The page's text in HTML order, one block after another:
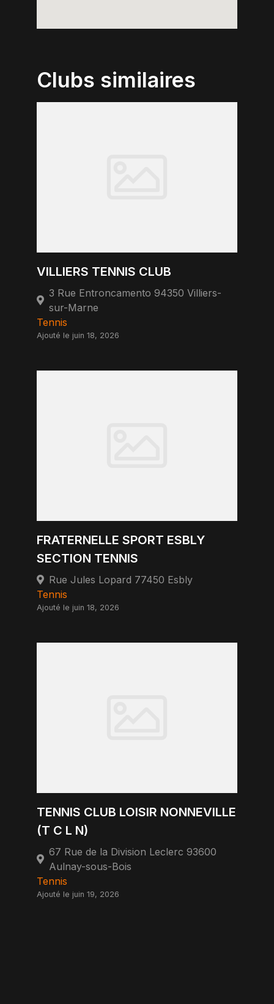
Clubs similaires
VILLIERS TENNIS CLUB
3 Rue Entroncamento 94350 Villiers-
sur-Marne
Tennis
Ajouté le juin 18, 2026
FRATERNELLE SPORT ESBLY
SECTION TENNIS
Rue Jules Lopard 77450 Esbly
Tennis
Ajouté le juin 18, 2026
TENNIS CLUB LOISIR NONNEVILLE
(T C L N)
67 Rue de la Division Leclerc 93600
Aulnay-sous-Bois
Tennis
Ajouté le juin 19, 2026